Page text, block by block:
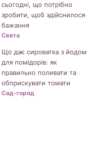
сьогодні, що потрібно
зробити, щоб здійснилося
бажання
Свята
Що дає сироватка з йодом
для помідорів: як
правильно поливати та
обприскувати томати
Сад-город